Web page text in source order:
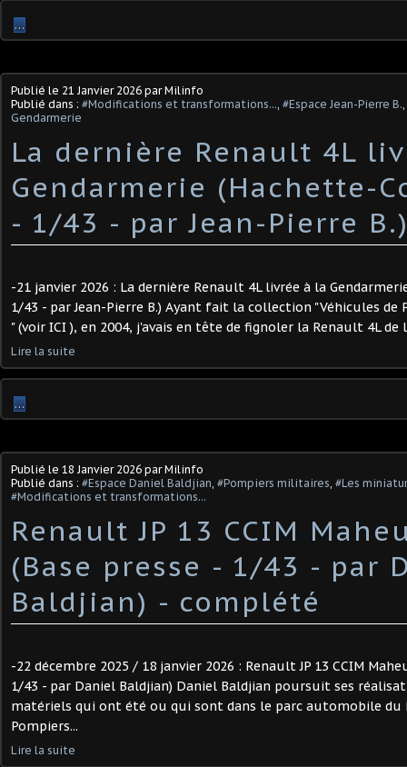
…
Publié le 21 Janvier 2026 par Milinfo
Publié dans : #Modifications et transformations..., #Espace Jean-Pierre B.,
Gendarmerie
La dernière Renault 4L
Gendarmerie (Hachette-
- 1/43 - par Jean-Pierre
-21 janvier 2026 : La dernière Renault 4L livrée à la
1/43 - par Jean-Pierre B.) Ayant fait la collection "Véhicules de
" (voir ICI ), en 2004, j'avais en tête de fignoler la Renault 4L de
Lire la suite
…
Publié le 18 Janvier 2026 par Milinfo
Publié dans : #Espace Daniel Baldjian, #Pompiers militaires, #Les
#Modifications et transformations...
Renault JP 13 CCIM
(Base presse - 1/43 - par
Baldjian) ​- complété
-22 décembre 2025 / 18 janvier 2026 : Renault JP 13 CCIM
1/43 - par Daniel Baldjian) Daniel Baldjian poursuit ses
matériels qui ont été ou qui sont dans le parc automobile du
Pompiers...
Lire la suite